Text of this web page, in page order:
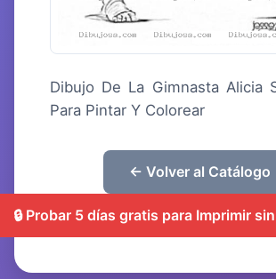
Dibujo De La Gimnasta Alicia
Para Pintar Y Colorear
← Volver al Catálogo
🔒 Probar 5 días gratis para Imprimir